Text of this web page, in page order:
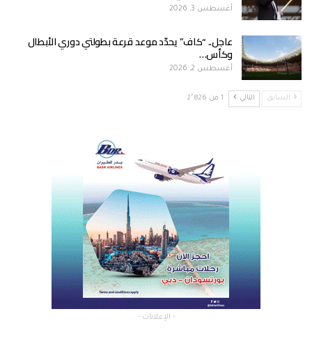
أغسطس 3, 2026
عاجل.. “كاف” يحدّد موعد قرعة بطولتي دوري الأبطال
وكأس…
أغسطس 2, 2026
السابق التالي 1 من 2٬826
- الإعلانات -